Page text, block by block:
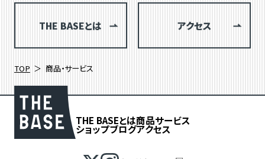
THE BASEとは アクセス
TOP 商品・サービス
THE BASEとは商品サービス
ショップブログアクセス